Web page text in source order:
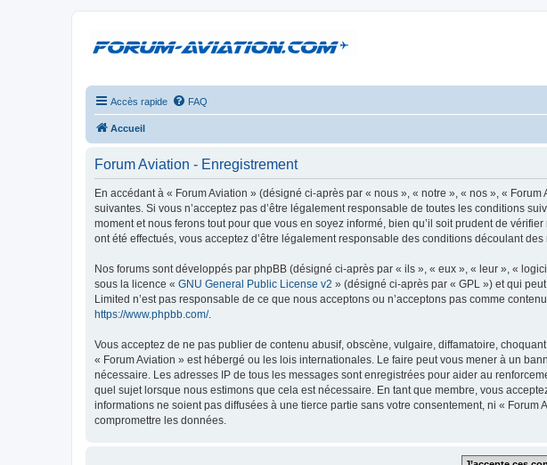
Accès rapide FAQ
Accueil
Forum Aviation - Enregistrement
En accédant à « Forum Aviation » (désigné ci-après par « nous », « notre », « nos », «
suivantes. Si vous n’acceptez pas d’être légalement responsable de toutes les conditions
moment et nous ferons tout pour que vous en soyez informé, bien qu’il soit prudent de
ont été effectués, vous acceptez d’être légalement responsable des conditions découlant
Nos forums sont développés par phpBB (désigné ci-après par « ils », « eux », « leur », «
sous la licence « GNU General Public License v2 » (désigné ci-après par « GPL ») et qui
Limited n’est pas responsable de ce que nous acceptons ou n’acceptons pas comme
https://www.phpbb.com/.
Vous acceptez de ne pas publier de contenu abusif, obscène, vulgaire, diffamatoire,
« Forum Aviation » est hébergé ou les lois internationales. Le faire peut vous mener à un
nécessaire. Les adresses IP de tous les messages sont enregistrées pour aider au
quel sujet lorsque nous estimons que cela est nécessaire. En tant que membre, vous
informations ne soient pas diffusées à une tierce partie sans votre consentement, ni «
compromettre les données.